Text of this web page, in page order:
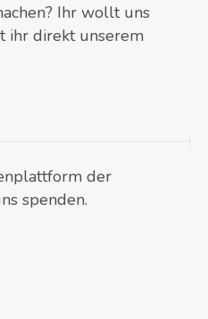
Ihr wollt uns
ihr direkt unserem
der
spenden.